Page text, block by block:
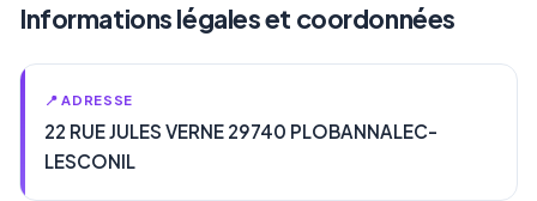
Informations légales et coordonnées
📍 ADRESSE
22 RUE JULES VERNE 29740 PLOBANNALEC-
LESCONIL